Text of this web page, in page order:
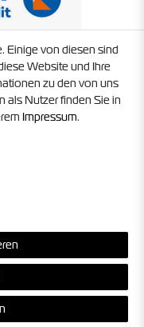
Rechte vorbehalten. Alle
, sofern nicht anders
Einige von diesen sind
Website und Ihre
zu den von uns
als Nutzer finden Sie in
Impressum.